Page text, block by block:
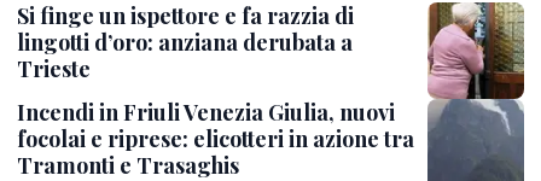
Si finge un ispettore e fa razzia di
lingotti d’oro: anziana derubata a
Trieste
Incendi in Friuli Venezia Giulia, nuovi
focolai e riprese: elicotteri in azione tra
Tramonti e Trasaghis